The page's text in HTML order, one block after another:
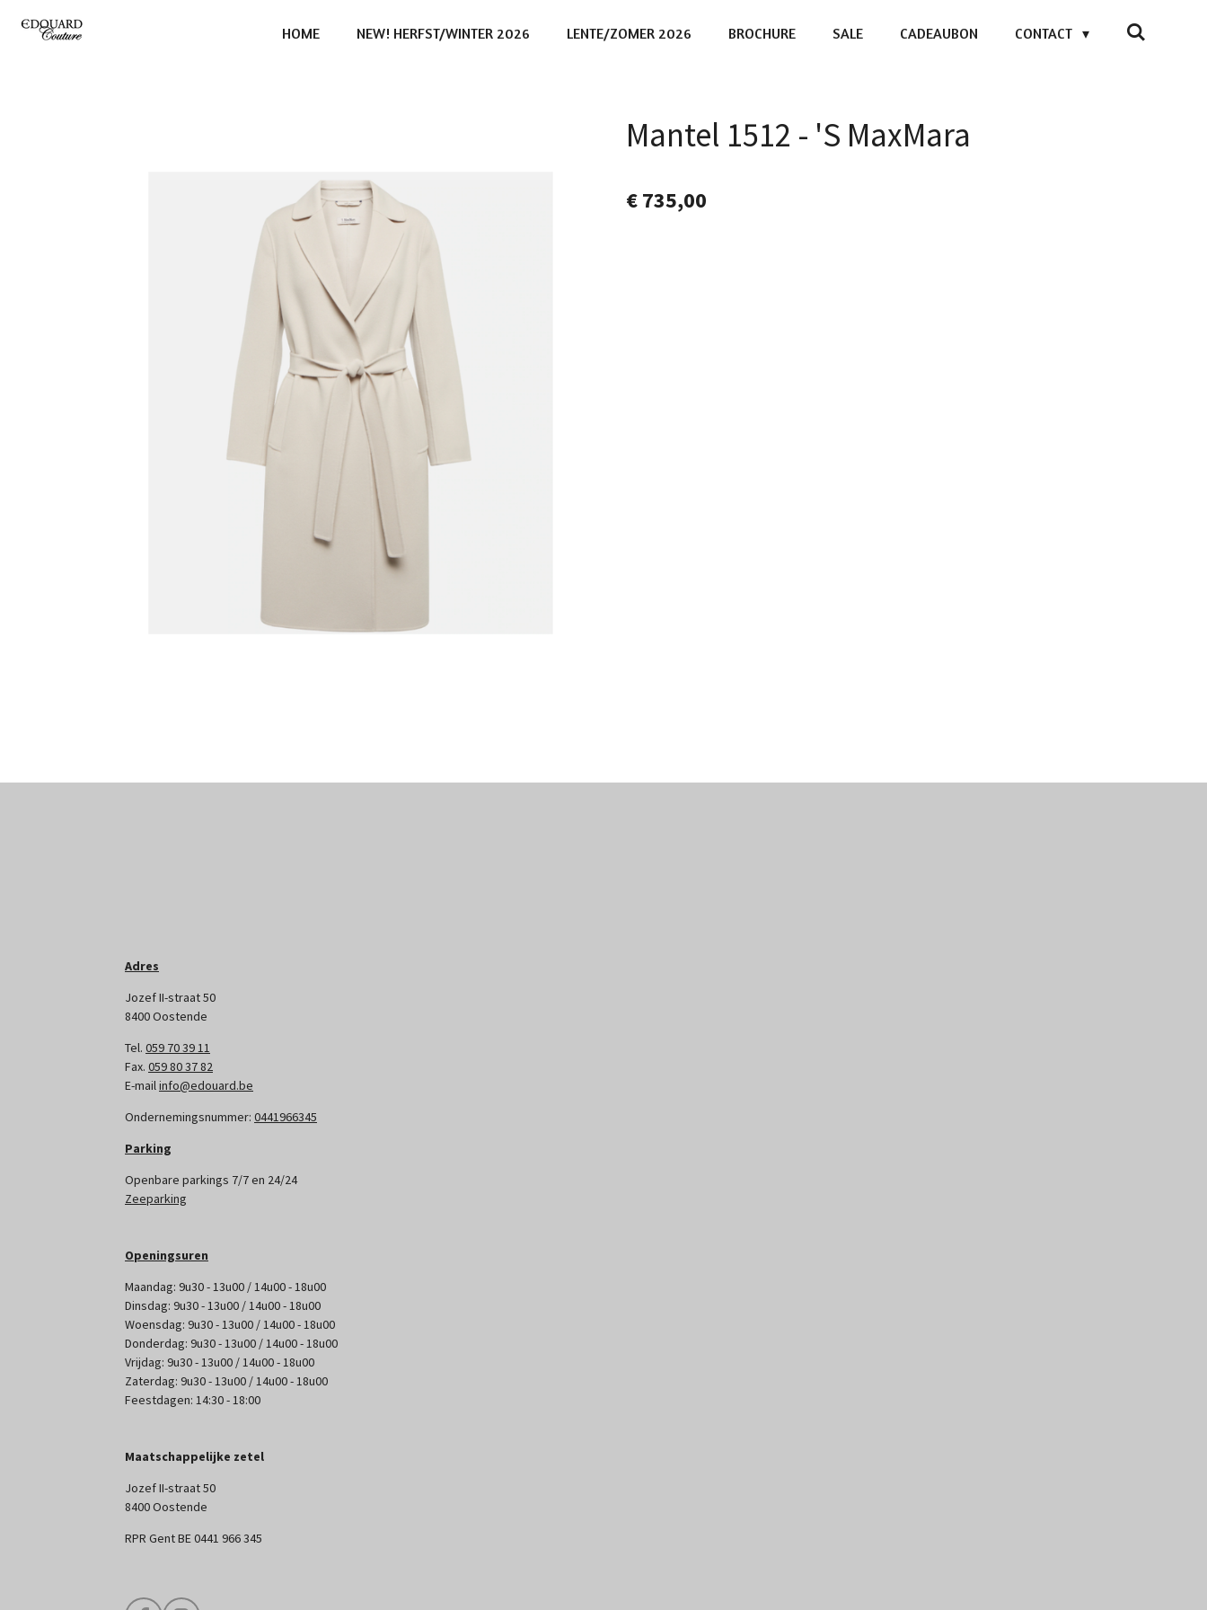
Ga
direct
HOME NEW! HERFST/WINTER 2026 LENTE/ZOMER 2026 BROCHURE SALE CADEAUBON CONTACT
Mantel 1512 - 'S MaxMara
€ 735,00
Adres
Jozef II-straat 50
8400 Oostende
Tel. 059 70 39 11
Fax. 059 80 37 82
E-mailinfo@edouard.be
Ondernemingsnummer: 0441966345
Parking
Openbare parkings 7/7 en 24/24
Zeeparking
Openingsuren
Maandag: 9u30 - 13u00 / 14u00 - 18u00
Dinsdag: 9u30 - 13u00 / 14u00 - 18u00
Woensdag: 9u30 - 13u00 / 14u00 - 18u00
Donderdag: 9u30 - 13u00 / 14u00 - 18u00
Vrijdag: 9u30 - 13u00 / 14u00 - 18u00
Zaterdag: 9u30 - 13u00 / 14u00 - 18u00
Feestdagen: 14:30 - 18:00
Maatschappelijke zetel
Jozef II-straat 50
8400 Oostende
RPR Gent BE 0441 966 345